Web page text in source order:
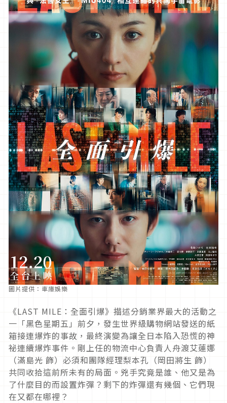
圖片提供：車庫娛樂
《LAST MILE：全面引爆》描述分銷業界最大的活動之
一「黑色星期五」前夕，發生世界級購物網站發送的紙
箱接連爆炸的事故，最終演變為讓全日本陷入恐慌的神
祕連續爆炸事件。剛上任的物流中心負責人舟渡艾蓮娜
（滿島光 飾）必須和團隊經理梨本孔（岡田將生 飾）
共同收拾這前所未有的局面。兇手究竟是誰、他又是為
了什麼目的而設置炸彈？剩下的炸彈還有幾個、它們現
在又都在哪裡？